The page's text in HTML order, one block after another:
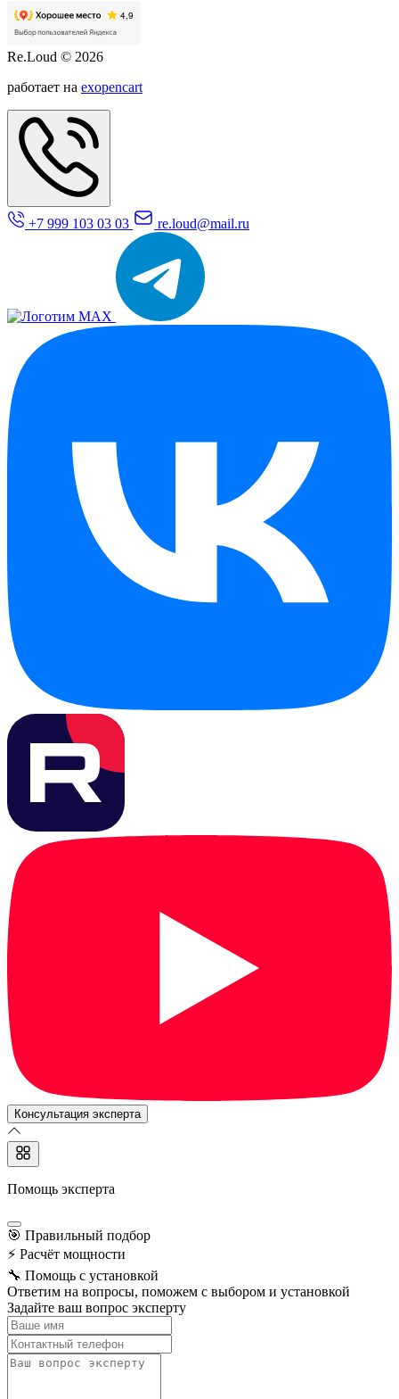
Re.Loud © 2026
работает на exopencart
+7 999 103 03 03 re.loud@mail.ru
Консультация эксперта
Помощь эксперта
🎯 Правильный подбор
⚡ Расчёт мощности
🔧 Помощь с установкой
Ответим на вопросы, поможем с выбором и установкой
Задайте ваш вопрос эксперту